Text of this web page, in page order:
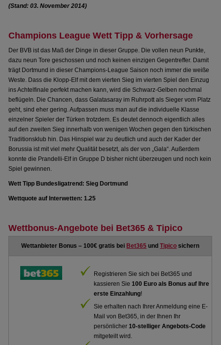
(Stand: 03. November 2014)
Champions League Wett Tipp & Vorhersage
Der BVB ist das Maß der Dinge in dieser Gruppe. Die vollen neun Punkte,
dazu neun Tore geschossen und noch keinen einzigen Gegentreffer. Damit
trägt Dortmund in dieser Champions-League Saison noch immer die weiße
Weste. Dass die Klopp-Elf mit dem vierten Sieg im vierten Spiel den Einzug
ins Achtelfinale perfekt machen kann, wird die Schwarz-Gelben nochmal
beflügeln. Die Chancen, dass Galatasaray im Ruhrpott als Sieger vom Platz
geht, sind eher gering. Aufpassen muss man auf die individuelle Klasse
einzelner Spieler der Türken trotzdem. Es deutet dennoch eigentlich alles
auf den zweiten Sieg innerhalb von wenigen Wochen gegen den türkischen
Traditionsklub hin. Das Hinspiel war zu deutlich und auch der Kader der
Borussia ist mit viel mehr Qualität besetzt, als der von „Gala“. Außerdem
konnte die Prandelli-Elf in Gruppe D bisher nicht überzeugen und noch kein
Spiel gewinnen.
Wett Tipp Bundesligatrend: Sieg Dortmund
Wettquote auf Interwetten: 1.25
Wettbonus-Angebote bei Bet365 & Tipico
Wettanbieter Bonus – 100€ gratis bei Bet365 undTipico sichern
Registrieren Sie sich bei Bet365 und
kassieren Sie100 Euro als Bonus auf Ihre
erste Einzahlung!
Sie erhalten nach Ihrer Anmeldung eine E-
Mail von Bet365, in der Ihnen Ihr
persönlicher10-stelliger Angebots-Code
mitgeteilt wird.